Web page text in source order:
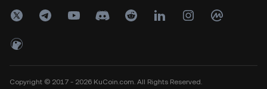
Copyright © 2017 - 2026 KuCoin.com. All Rights Reserved.